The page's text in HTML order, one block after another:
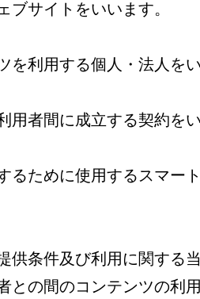
ブサイトをいいます。
利用する個人・法人をい
者間に成立する契約をい
るために使用するスマー
供条件及び利用に関する
との間のコンテンツの利